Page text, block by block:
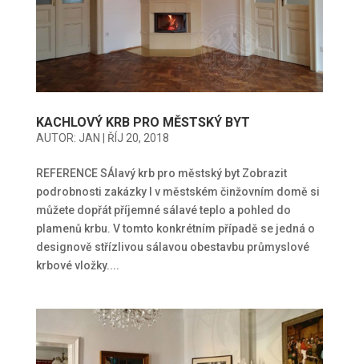
KACHLOVÝ KRB PRO MĚSTSKÝ BYT
AUTOR: JAN ŘÍJ 20, 2018
REFERENCE SÁlavý krb pro městský byt Zobrazit
podrobnosti zakázky I v městském činžovním domě si
můžete dopřát příjemné sálavé teplo a pohled do
plamenů krbu. V tomto konkrétním případě se jedná o
designově střízlivou sálavou obestavbu průmyslové
krbové vložky....